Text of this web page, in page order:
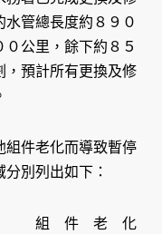
管總長度約８９０
公里，餘下約８５
，預計所有更換及修
件老化而導致暫停
別列出如下：
件 老 化